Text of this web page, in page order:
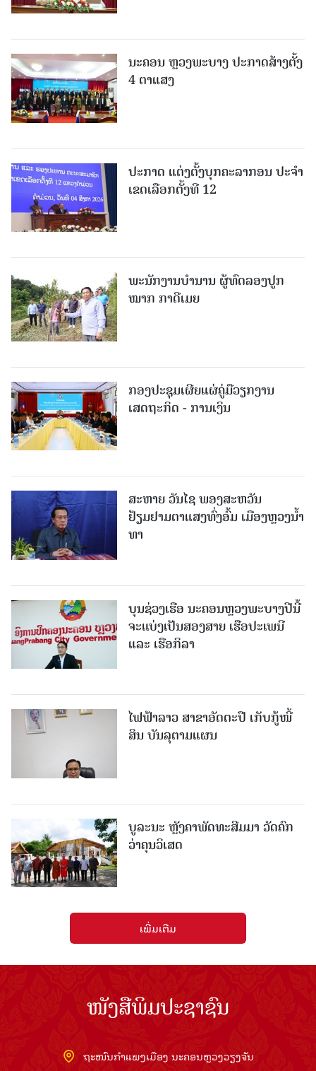
ນະຄອນ ຫຼວງພະບາງ ປະ​ກາດ​ສ້າງ​ຕັ້ງ
4 ຕາແສງ
ປະກາດ ແຕ່ງຕັ້ງບຸກຄະລາກອນ ປະຈໍາ
ເຂດເລືອກຕັ້ງທີ 12
ພະ​ນັກ​ງານ​ບຳ​ນານ ​ຜູ້​ທົດລອງປູກ
ໝາກ ກາດີເມຍ
ກອງປະຊຸມເຜີຍແຜ່ຄູ່ມືວຽກງານ
ເສດຖະກິດ - ການເງິນ
ສະຫາຍ ວັນໄຊ ພອງສະຫວັນ
ຢ້ຽມຢາມຕາແສງທົ່ງອົ້ມ ເມືອງຫຼວງນໍ້າ
ທາ
ບຸນຊ່ວງເຮືອ ນະຄອນຫຼວງພະບາງປີນີ້
ຈະແບ່ງເປັນສອງສາຍ ເຮືອປະເພນີ
ແລະ ເຮືອກິລາ
ໄຟ​ຟ້າ​ລາວ ສາ​ຂາ​ອັດ​ຕະ​ປື ເກັບ​ກູ້​ໜີ້​
ສິນ ບັນ​ລຸ​ຕາມ​ແຜນ
ບູລະນະ ຫຼັງຄາພັດທະສີມມາ ວັດຄົກ
ວ່າຄຸນວິເສດ
ເພີ່ມເຕີມ
ໜັງສືພິມປະຊາຊົນ
ຖະໜົນກຳແພງເມືອງ ນະຄອນຫຼວງວຽງຈັນ